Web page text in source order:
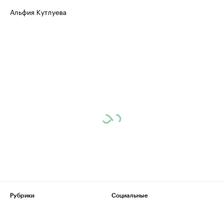
Альфия Кутлуева
Рубрики
Социальные